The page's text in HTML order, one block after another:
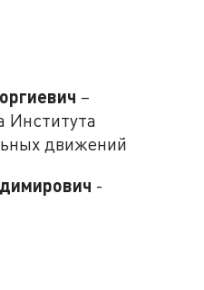
–
Института
движений
-